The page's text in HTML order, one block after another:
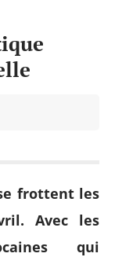
frottent les
Avec les
qui